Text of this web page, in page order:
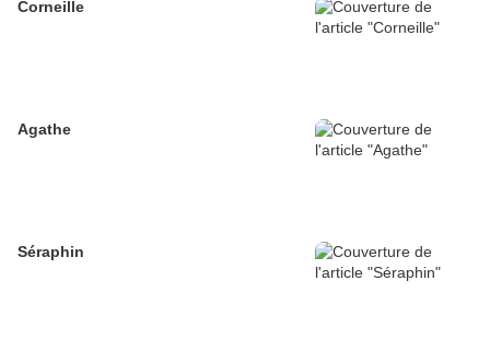
Corneille
Agathe
Séraphin